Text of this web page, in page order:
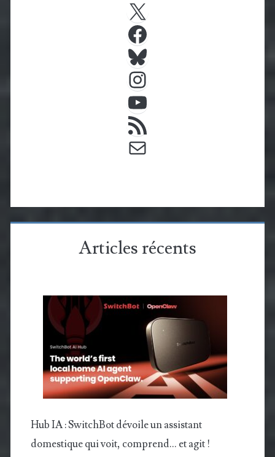
Articles récents
Hub IA : SwitchBot dévoile un assistant
domestique qui voit, comprend… et agit !